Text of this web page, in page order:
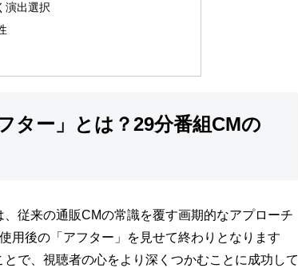
演出選択
ター」とは？29分番組CMの
従来の通販CMの常識を覆す画期的なアプローチ
用後の「アフター」を見せて終わりとなります
で、視聴者の心をより深くつかむことに成功して